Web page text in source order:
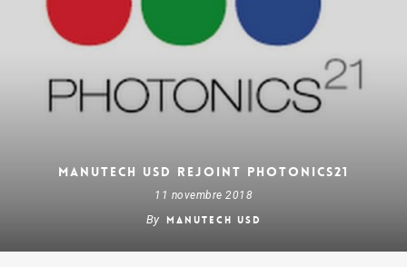
MANUTECH USD REJOINT PHOTONICS21
11 novembre 2018
By Manutech USD